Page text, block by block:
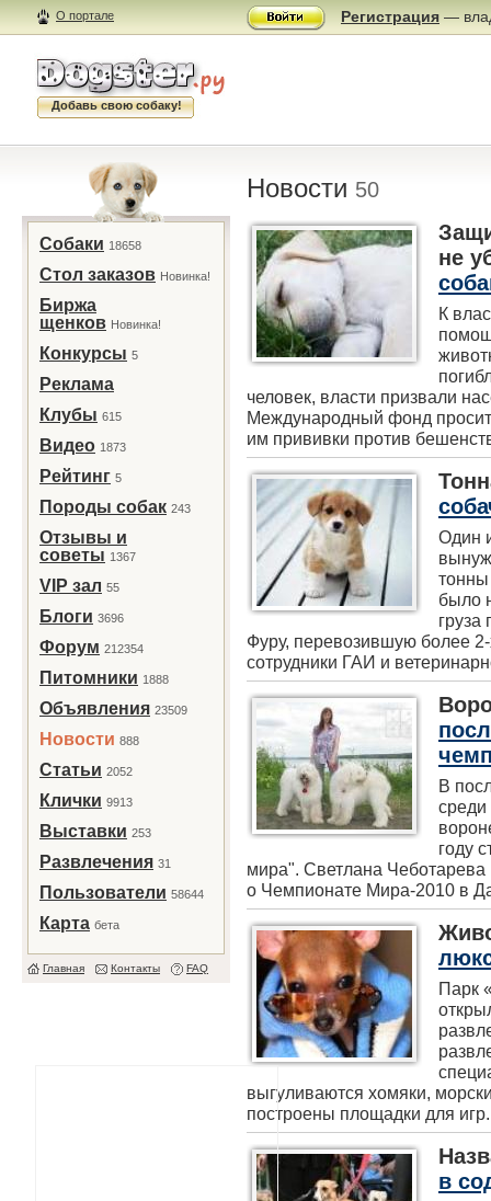
О портале Регистрация —
Добавь свою собаку!
Собаки 18658
Стол заказов Новинка!
Биржа
щенков Новинка!
Конкурсы 5
Реклама
Клубы 615
Видео 1873
Рейтинг 5
Породы собак 243
Отзывы и
советы 1367
VIP зал 55
Блоги 3696
Форум 212354
Питомники 1888
Объявления 23509
Новости 888
Статьи 2052
Клички 9913
Выставки 253
Развлечения 31
Пользователи 58644
Карта бета
Главная Контакты FAQ
Новости 50
не
К
человек, власти призвали
Международный фонд
им прививки против
Один
было
груза
Фуру, перевозившую более
сотрудники ГАИ и
В
среди
году
мира". Светлана
о Чемпионате Мира-2010 в
Парк
выгуливаются хомяки,
построены площадки для
в